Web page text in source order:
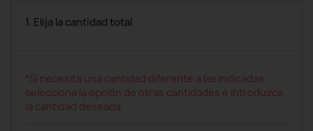
1. Elija la cantidad total
*Si necesita una cantidad diferente a las indicadas,
selecciona la opción de otras cantidades e introduzca
la cantidad deseada